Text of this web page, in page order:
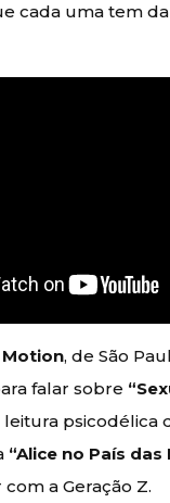
cada uma tem
, de São
falar sobre
psicodélica
“Alice no País das
a Geração Z.